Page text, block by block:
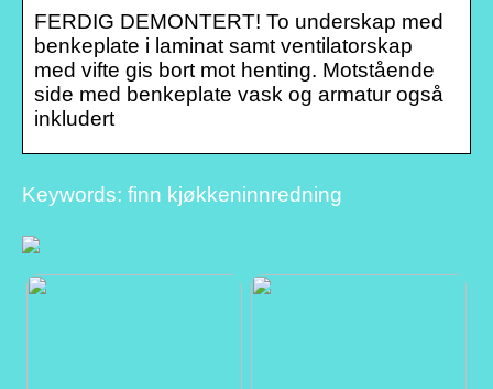
FERDIG DEMONTERT! To underskap med
benkeplate i laminat samt ventilatorskap
med vifte gis bort mot henting. Motstående
side med benkeplate vask og armatur også
inkludert
Keywords: finn kjøkkeninnredning